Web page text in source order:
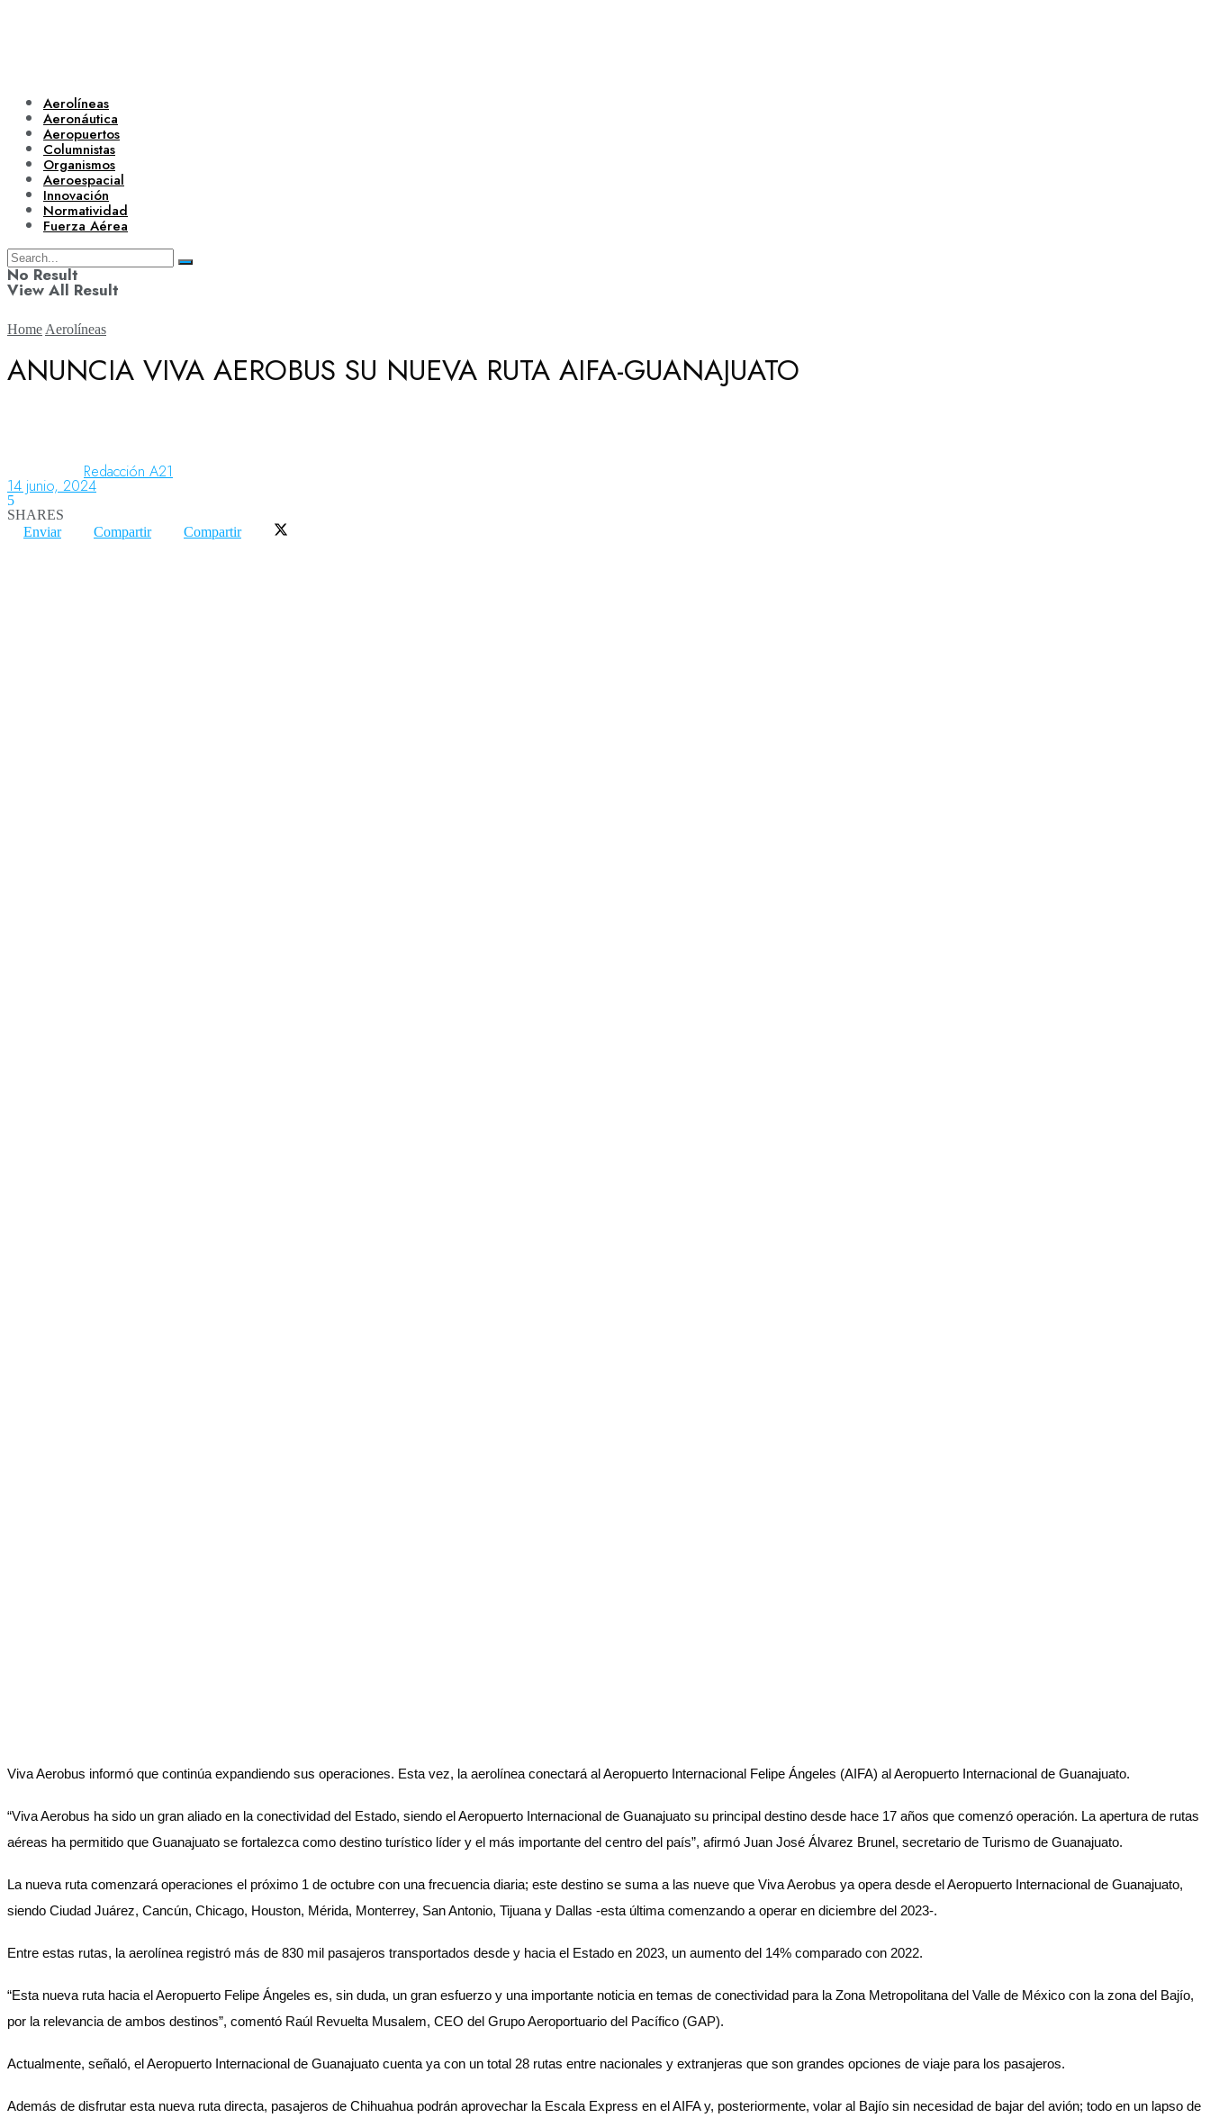
Aerolíneas
Aeronáutica
Aeropuertos
Columnistas
Organismos
Aeroespacial
Innovación
Normatividad
Fuerza Aérea
No Result
View All Result
Aeronáutica
Aeropuertos
Home Aerolíneas
ANUNCIA VIVA AEROBUS SU NUEVA RUTA AIFA-GUANAJUATO
Redacción A21
14 junio, 2024
5
SHARES
Enviar
Compartir Compartir
Viva Aerobus informó que continúa expandiendo sus operaciones. Esta vez, la aerolínea conectará al Aeropuerto Internacional Felipe Ángeles (AIFA) al Aeropuerto Internacional de Guanajuato.
“Viva Aerobus ha sido un gran aliado en la conectividad del Estado, siendo el Aeropuerto Internacional de Guanajuato su principal destino desde hace 17 años que comenzó operación. La apertura de rutas
aéreas ha permitido que Guanajuato se fortalezca como destino turístico líder y el más importante del centro del país”, afirmó Juan José Álvarez Brunel, secretario de Turismo de Guanajuato.
La nueva ruta comenzará operaciones el próximo 1 de octubre con una frecuencia diaria; este destino se suma a las nueve que Viva Aerobus ya opera desde el Aeropuerto Internacional de Guanajuato,
siendo Ciudad Juárez, Cancún, Chicago, Houston, Mérida, Monterrey, San Antonio, Tijuana y Dallas -esta última comenzando a operar en diciembre del 2023-.
Entre estas rutas, la aerolínea registró más de 830 mil pasajeros transportados desde y hacia el Estado en 2023, un aumento del 14% comparado con 2022.
“Esta nueva ruta hacia el Aeropuerto Felipe Ángeles es, sin duda, un gran esfuerzo y una importante noticia en temas de conectividad para la Zona Metropolitana del Valle de México con la zona del Bajío,
por la relevancia de ambos destinos”, comentó Raúl Revuelta Musalem, CEO del Grupo Aeroportuario del Pacífico (GAP).
Actualmente, señaló, el Aeropuerto Internacional de Guanajuato cuenta ya con un total 28 rutas entre nacionales y extranjeras que son grandes opciones de viaje para los pasajeros.
Además de disfrutar esta nueva ruta directa, pasajeros de Chihuahua podrán aprovechar la Escala Express en el AIFA y, posteriormente, volar al Bajío sin necesidad de bajar del avión; todo en un lapso de